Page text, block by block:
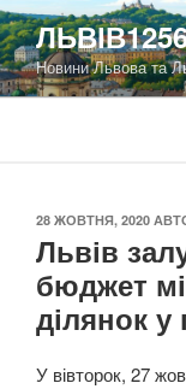
Перейти
до
вмістуНовини Львова та
ОПУБЛІКОВАНО
28 ЖОВТНЯ, 2020
Львів
бюджет
ділянок у
У вівторок, 27